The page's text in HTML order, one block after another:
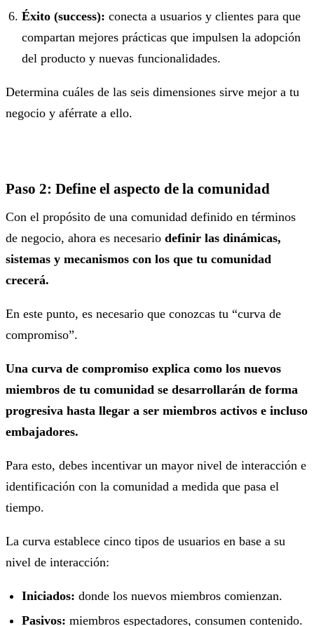
Éxito (success): conecta a usuarios y clientes para que
compartan mejores prácticas que impulsen la adopción
del producto y nuevas funcionalidades.
Determina cuáles de las seis dimensiones sirve mejor a tu
negocio y aférrate a ello.
Paso 2: Define el aspecto de la comunidad
Con el propósito de una comunidad definido en términos
de negocio, ahora es necesario definir las dinámicas,
sistemas y mecanismos con los que tu comunidad
crecerá.
En este punto, es necesario que conozcas tu “curva de
compromiso”.
Una curva de compromiso explica como los nuevos
miembros de tu comunidad se desarrollarán de forma
progresiva hasta llegar a ser miembros activos e incluso
embajadores.
Para esto, debes incentivar un mayor nivel de interacción e
identificación con la comunidad a medida que pasa el
tiempo.
La curva establece cinco tipos de usuarios en base a su
nivel de interacción:
Iniciados: donde los nuevos miembros comienzan.
Pasivos: miembros espectadores, consumen contenido.